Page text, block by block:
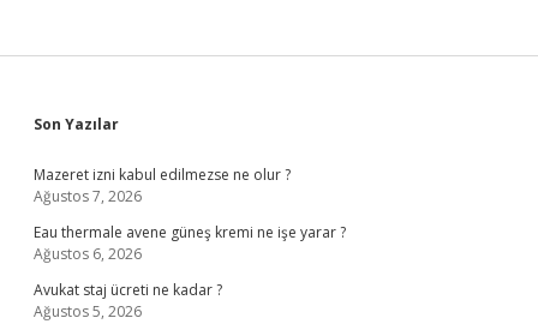
Sidebar
Son Yazılar
Mazeret izni kabul edilmezse ne olur ?
Ağustos 7, 2026
Eau thermale avene güneş kremi ne işe yarar ?
Ağustos 6, 2026
Avukat staj ücreti ne kadar ?
Ağustos 5, 2026